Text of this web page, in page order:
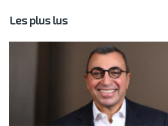
Les plus lus